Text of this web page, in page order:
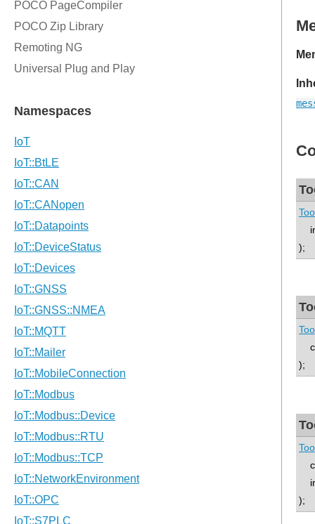
);
);
);